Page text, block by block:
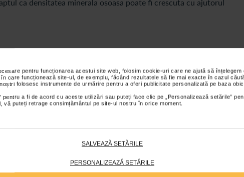
pentru funcționarea acestui site web, folosim cookie-uri care ne ajută să înțelegem
care funcționează site-ul, de exemplu, făcând rezultatele să fie mai exacte în cazul
folosesc instrumente de urmărire pentru a oferi publicitate personalizată pe baza
pentru a fi de acord cu aceste utilizări sau puteți face clic pe „Personalizează setările”
vă puteți retrage consimțământul pe site-ul nostru în orice moment.
SALVEAZĂ SETĂRILE
PERSONALIZEAZĂ SETĂRILE
ca densitatea minerala osoasa poate fi crescuta cu ajutorul
va sfatuiti cu medicul curant. Testarea densitatii minerale osoase
dar si a riscului de osteoporoza si fractura. Pentru pacientii
urmatoarele forme de miscare: aerobic, yoga, stretching
fortei si masei musculare. Indiferent ce fel de activitate sportiva
sa incepeti in mod gradual
kinetoterapeut este extrem de importanta. Acesta va poate
in functie de stadiul bolii.
osos, in cazul pacientilor cu osteoporoza sunt cateva activitati
si activitatile cu impact puternic pot duce la aparitia fracturilor.
indoiri si rasuciri (flexia excesiva a trunchiului, aplecarile).